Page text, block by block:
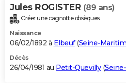
Jules ROGISTER (89 ans)
Créer une cagnotte obsèques
Naissance
06/02/1892 à Elbeuf(Seine-
Décès
26/04/1981 au Petit-Quevilly(